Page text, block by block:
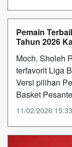
Pemain
Tahun 2026
Moch. Sholeh
terfavorit Liga
Versi pilihan
Basket
11/02/2026